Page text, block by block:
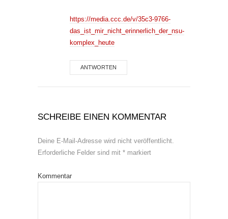
https://media.ccc.de/v/35c3-9766-
das_ist_mir_nicht_erinnerlich_der_nsu-
komplex_heute
ANTWORTEN
SCHREIBE EINEN KOMMENTAR
Deine E-Mail-Adresse wird nicht veröffentlicht.
Erforderliche Felder sind mit * markiert
Kommentar